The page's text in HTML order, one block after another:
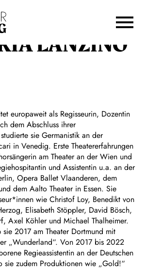
LANZINO
europaweit als Regisseurin, Dozentin
dem Abschluss ihrer
sie Germanistik an der
in Venedig. Erste Theatererfahrungen
am Theater an der Wien und
und Assistentin u.a. an der
Opera Ballet Vlaanderen, dem
dem Aalto Theater in Essen. Sie
wie Christof Loy, Benedikt von
Elisabeth Stöppler, David Bösch,
Axel Köhler und Michael Thalheimer.
2017 am Theater Dortmund mit
„Wunderland“. Von 2017 bis 2022
Regieassistentin an der Deutschen
sie zudem Produktionen wie „Gold!“